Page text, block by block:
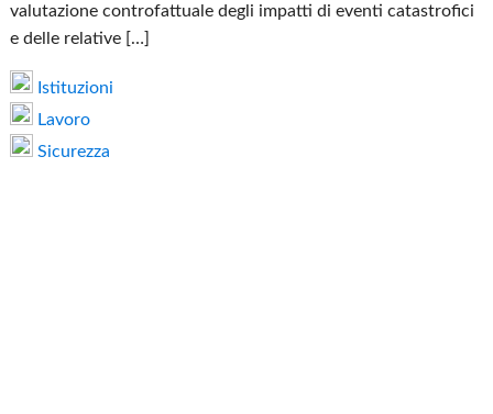
valutazione controfattuale degli impatti di eventi catastrofici
e delle relative […]
Istituzioni
Lavoro
Sicurezza